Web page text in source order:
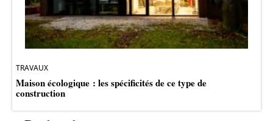
TRAVAUX
Maison écologique : les spécificités de ce type de
construction